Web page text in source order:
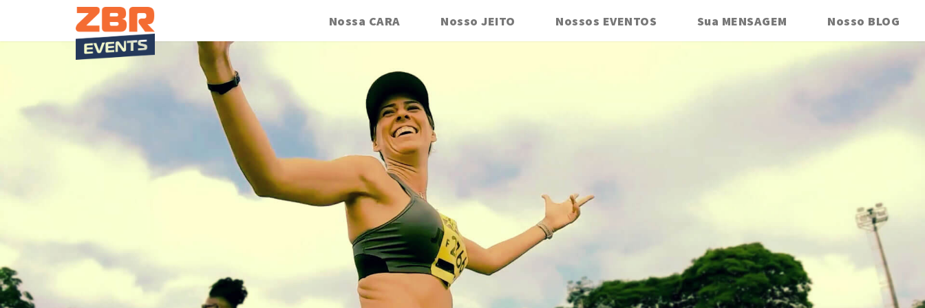
Nossa CARA Nosso JEITO Nossos EVENTOS Sua MENSAGEM Nosso BLOG